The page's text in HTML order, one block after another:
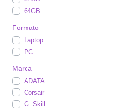
64GB
Formato
Laptop
PC
Marca
ADATA
Corsair
G. Skill